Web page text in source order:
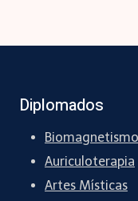
Diplomados
Biomagnetismo
Auriculoterapia
Artes Místicas